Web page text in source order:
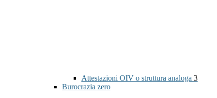
Attestazioni OIV o struttura analoga 3
Burocrazia zero